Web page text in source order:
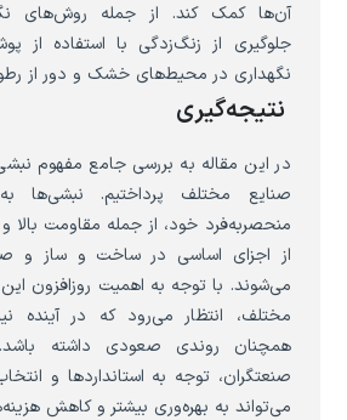
آن‌ها کمک کند. از جمله روش‌های
جلوگیری از زنگ‌زدگی با استفاده
نگهداری در محیط‌های خشک و دور از
نتیجه‌گیری
در این مقاله به بررسی جامع مفهوم
صنایع مختلف پرداختیم. نبشی‌ها
منحصربه‌فرد خود، از جمله مقاومت بالا
از اجزای اساسی در ساخت و ساز و
می‌شوند. با توجه به اهمیت روزافزون
مختلف، انتظار می‌رود که در آینده
همچنان روندی صعودی داشته باشد.
صنعتگران، توجه به استانداردها و
می‌تواند به بهره‌وری بیشتر و کاهش